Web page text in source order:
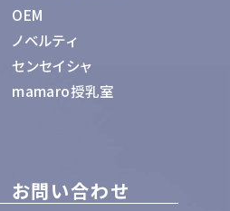
OEM
ノベルティ
センセイシャ
mamaro授乳室
お問い合わせ